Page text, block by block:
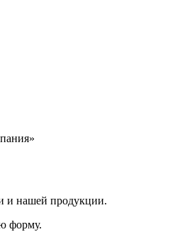
и нашей продукции.
форму.